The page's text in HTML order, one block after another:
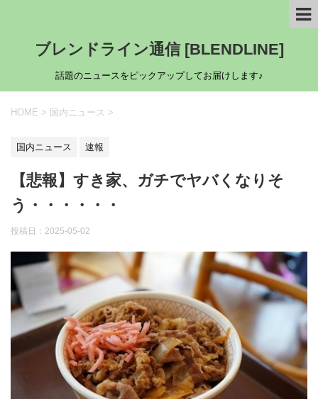
ブレンドライン通信 [BLENDLINE]
話題のニュースをピックアップしてお届けします♪
HOME > 国内ニュース >
国内ニュース 速報
【悲報】すき家、ガチでヤバくなりそ
う・・・・・・
投稿日： 2025-05-02